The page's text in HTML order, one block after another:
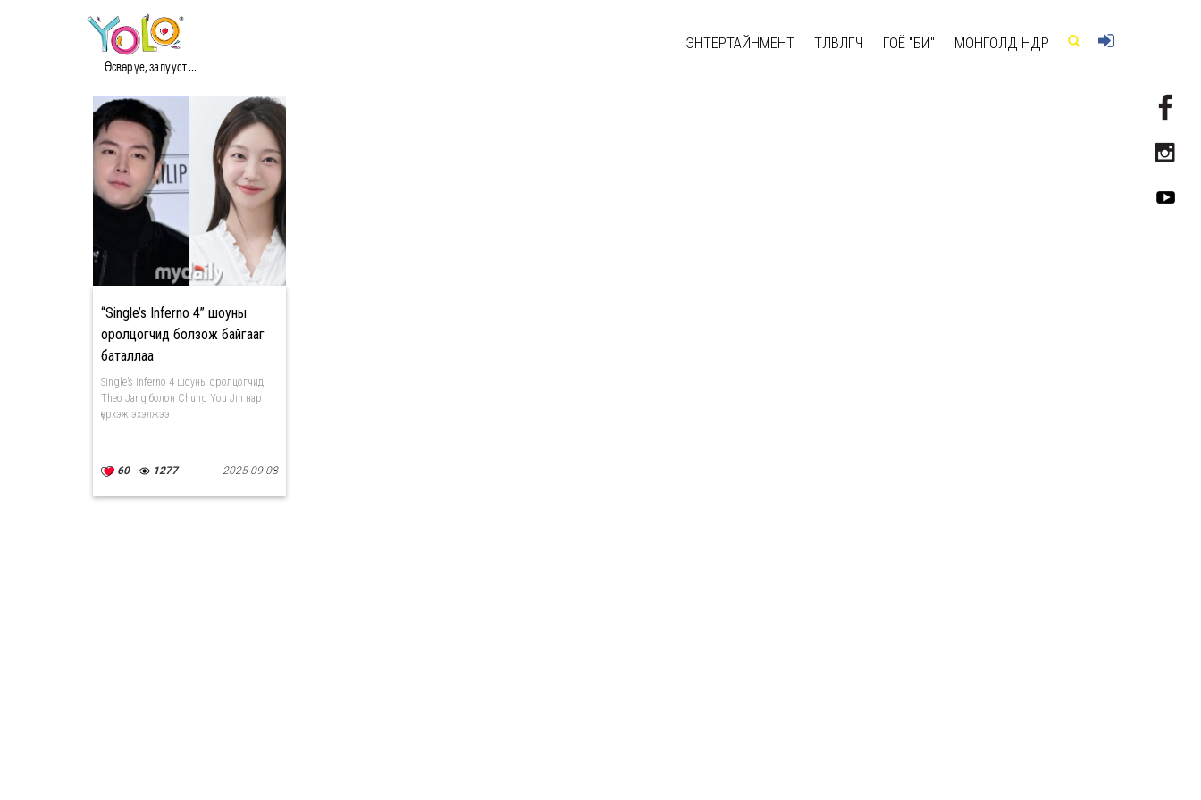
Өсвөр үе, залууст ...
ЭНТЕРТАЙНМЕНТ ТӨЛӨВЛӨГЧ ГОЁ "БИ" МОНГОЛД ӨНӨӨДӨР
#THEO JANG МЭДЭЭ
“Single’s Inferno 4” шоуны
оролцогчид болзож байгааг
баталлаа
Single’s Inferno 4 шоуны оролцогчид
Theo Jang болон Chung You Jin нар
үерхэж эхэлжээ
60 1277 2025-09-08